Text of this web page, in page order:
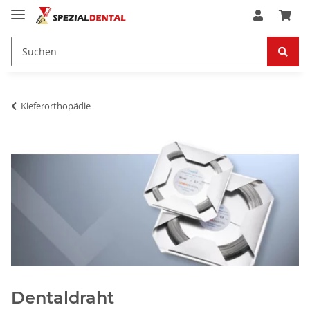
Kieferorthopädie
Dentaldraht